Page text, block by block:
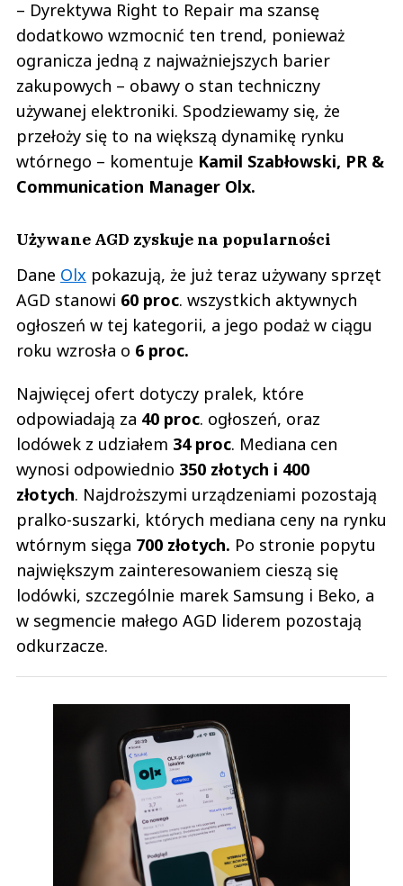
– Dyrektywa Right to Repair ma szansę
dodatkowo wzmocnić ten trend, ponieważ
ogranicza jedną z najważniejszych barier
zakupowych – obawy o stan techniczny
używanej elektroniki. Spodziewamy się, że
przełoży się to na większą dynamikę rynku
wtórnego – komentuje Kamil Szabłowski, PR &
Communication Manager Olx.
Używane AGD zyskuje na popularności
Dane Olx pokazują, że już teraz używany sprzęt
AGD stanowi 60 proc. wszystkich aktywnych
ogłoszeń w tej kategorii, a jego podaż w ciągu
roku wzrosła o 6 proc.
Najwięcej ofert dotyczy pralek, które
odpowiadają za 40 proc. ogłoszeń, oraz
lodówek z udziałem 34 proc. Mediana cen
wynosi odpowiednio 350 złotych i 400
złotych. Najdroższymi urządzeniami pozostają
pralko-suszarki, których mediana ceny na rynku
wtórnym sięga 700 złotych. Po stronie popytu
największym zainteresowaniem cieszą się
lodówki, szczególnie marek Samsung i Beko, a
w segmencie małego AGD liderem pozostają
odkurzacze.